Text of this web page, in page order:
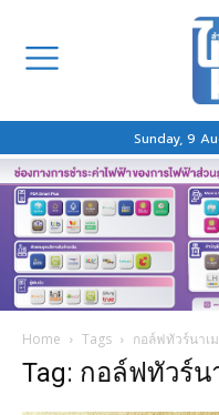
Sunday, 9
Home Tags กอล์ฟทัวร์นาเ
Tag: กอล์ฟทัวร์น